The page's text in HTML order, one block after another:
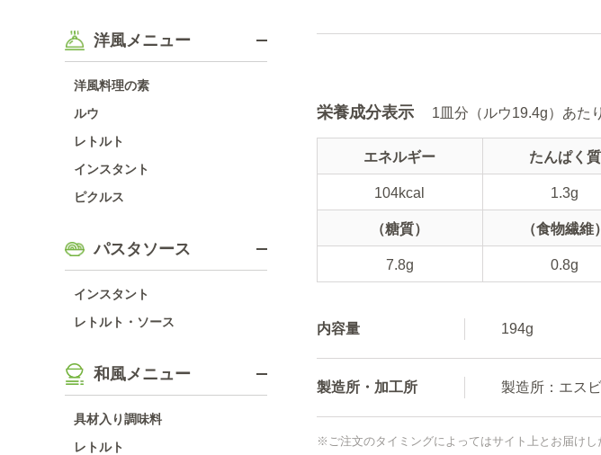
洋風メニュー
洋風料理の素
ルウ
レトルト
インスタント
ピクルス
パスタソース
インスタント
レトルト・ソース
和風メニュー
具材入り調味料
レトルト
栄養成分表示 1皿分（ルウ19.4g）あた
エネルギー
104kcal
たんぱく質
1.3g
（糖質）
7.8g
（食物繊維）
0.8g
内容量 194g
製造所・加工所 製造所：エス
※ご注文のタイミングによってはサイト上とお届け